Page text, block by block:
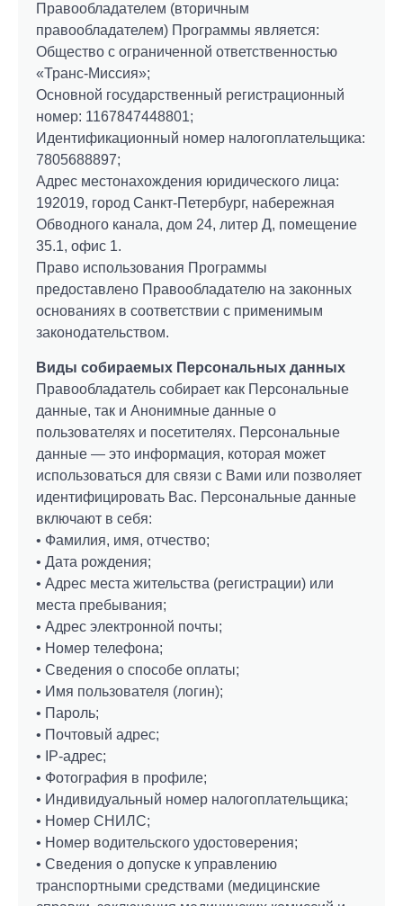
Правообладателем (вторичным
правообладателем) Программы является:
Общество с ограниченной ответственностью
«Транс-Миссия»;
Основной государственный регистрационный
номер: 1167847448801;
Идентификационный номер налогоплательщика:
7805688897;
Адрес местонахождения юридического лица:
192019, город Санкт-Петербург, набережная
Обводного канала, дом 24, литер Д, помещение
35.1, офис 1.
Право использования Программы
предоставлено Правообладателю на законных
основаниях в соответствии с применимым
законодательством.
Виды собираемых Персональных данных
Правообладатель собирает как Персональные
данные, так и Анонимные данные о
пользователях и посетителях. Персональные
данные — это информация, которая может
использоваться для связи с Вами или позволяет
идентифицировать Вас. Персональные данные
включают в себя:
• Фамилия, имя, отчество;
• Дата рождения;
• Адрес места жительства (регистрации) или
места пребывания;
• Адрес электронной почты;
• Номер телефона;
• Сведения о способе оплаты;
• Имя пользователя (логин);
• Пароль;
• Почтовый адрес;
• IP-адрес;
• Фотография в профиле;
• Индивидуальный номер налогоплательщика;
• Номер СНИЛС;
• Номер водительского удостоверения;
• Сведения о допуске к управлению
транспортными средствами (медицинские